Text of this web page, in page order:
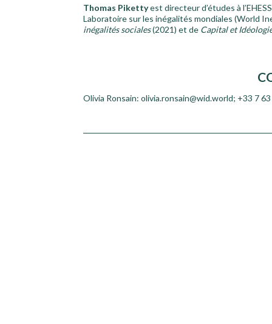
Thomas Pikettyest directeur d’études à
Laboratoire sur les inégalités mondiales (World
inégalités sociales(2021) et de Capital et
Olivia Ronsain: olivia.ronsain@wid.world; +33 7